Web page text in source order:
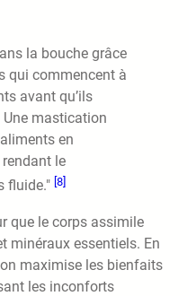
la bouche grâce
qui commencent à
avant qu’ils
Une mastication
en
le
fluide." [8]
que le corps assimile
minéraux essentiels. En
maximise les bienfaits
les inconforts